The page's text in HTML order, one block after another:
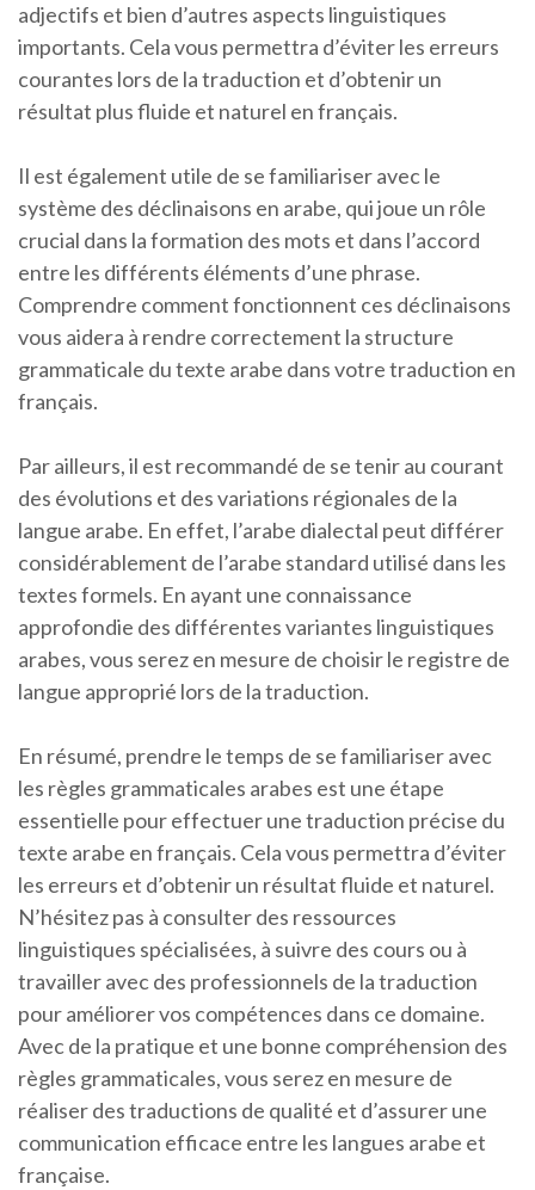
adjectifs et bien d’autres aspects linguistiques
importants. Cela vous permettra d’éviter les erreurs
courantes lors de la traduction et d’obtenir un
résultat plus fluide et naturel en français.
Il est également utile de se familiariser avec le
système des déclinaisons en arabe, qui joue un rôle
crucial dans la formation des mots et dans l’accord
entre les différents éléments d’une phrase.
Comprendre comment fonctionnent ces déclinaisons
vous aidera à rendre correctement la structure
grammaticale du texte arabe dans votre traduction en
français.
Par ailleurs, il est recommandé de se tenir au courant
des évolutions et des variations régionales de la
langue arabe. En effet, l’arabe dialectal peut différer
considérablement de l’arabe standard utilisé dans les
textes formels. En ayant une connaissance
approfondie des différentes variantes linguistiques
arabes, vous serez en mesure de choisir le registre de
langue approprié lors de la traduction.
En résumé, prendre le temps de se familiariser avec
les règles grammaticales arabes est une étape
essentielle pour effectuer une traduction précise du
texte arabe en français. Cela vous permettra d’éviter
les erreurs et d’obtenir un résultat fluide et naturel.
N’hésitez pas à consulter des ressources
linguistiques spécialisées, à suivre des cours ou à
travailler avec des professionnels de la traduction
pour améliorer vos compétences dans ce domaine.
Avec de la pratique et une bonne compréhension des
règles grammaticales, vous serez en mesure de
réaliser des traductions de qualité et d’assurer une
communication efficace entre les langues arabe et
française.